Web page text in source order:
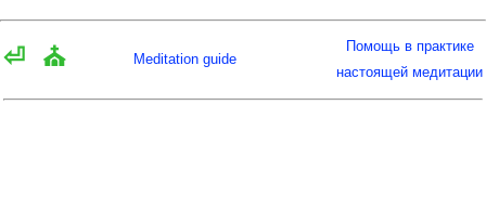
⏎ ⛪ Meditation guide
Помощь в практике
настоящей медитации